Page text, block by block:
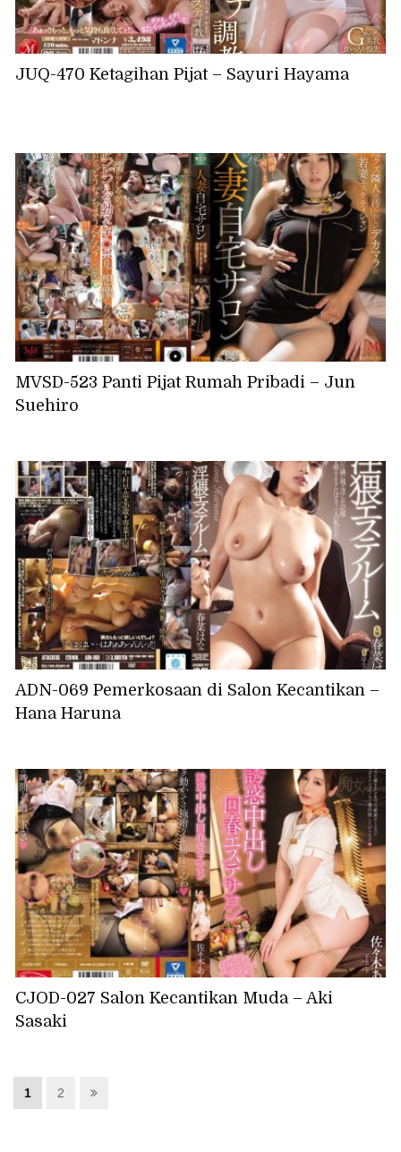
JUQ-470 Ketagihan Pijat – Sayuri Hayama
MVSD-523 Panti Pijat Rumah Pribadi – Jun
Suehiro
ADN-069 Pemerkosaan di Salon Kecantikan –
Hana Haruna
CJOD-027 Salon Kecantikan Muda – Aki
Sasaki
1 2